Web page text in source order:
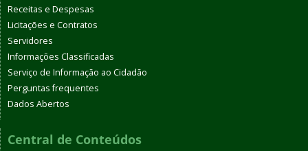
Receitas e Despesas
Licitações e Contratos
Servidores
Informações Classificadas
Serviço de Informação ao Cidadão
Perguntas frequentes
Dados Abertos
Central de Conteúdos